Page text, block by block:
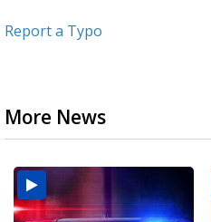
Report a Typo
More News